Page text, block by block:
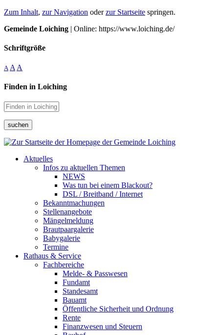
Zum Inhalt, zur Navigation oderzur Startseite springen.
Gemeinde Loiching | Online: https://www.loiching.de/
Schriftgröße
A A A
Finden in Loiching
suchen
Aktuelles
Infos zu aktuellen Themen
NEWS
Was tun bei einem Blackout?
DSL / Breitband / Internet
Bekanntmachungen
Stellenangebote
Mängelmeldung
Brautpaargalerie
Babygalerie
Termine
Rathaus & Service
Fachbereiche
Melde- & Passwesen
Fundamt
Standesamt
Bauamt
Öffentliche Sicherheit und Ordnung
Rente
Finanzwesen und Steuern